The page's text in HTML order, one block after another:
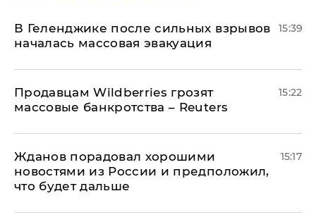
В Геленджике после сильных взрывов
началась массовая эвакуация
15:39
Продавцам Wildberries грозят
массовые банкротства – Reuters
15:22
Жданов порадовал хорошими
новостями из России и предположил,
что будет дальше
15:17